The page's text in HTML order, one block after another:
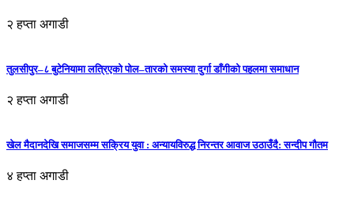
२ हप्ता अगाडी
तुलसीपुर–८ बुटेनियामा लत्रिएको पोल–तारको समस्या दुर्गा डाँगीको पहलमा समाधान
२ हप्ता अगाडी
खेल मैदानदेखि समाजसम्म सक्रिय युवा : अन्यायविरुद्ध निरन्तर आवाज उठाउँदै: सन्दीप गौतम
४ हप्ता अगाडी